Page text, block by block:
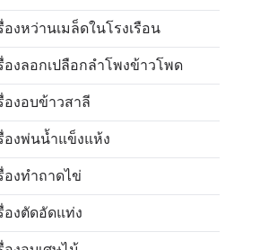
องหว่านเมล็ดในโรงเรือน
องลอกเปลือกลำโพงข้าวโพด
องอบข้าวสาลี
องพ่นน้ำแข็งแห้ง
องทำถาดไข่
องตัดอัดแท่ง
Greek
Italian